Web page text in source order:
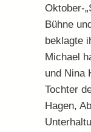
Oktober-
Bühne
beklagte
Michael
und Nina
Tochter
Hagen,